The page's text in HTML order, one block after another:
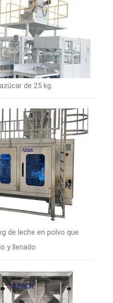
de 25 kg.
de leche en polvo que
y llenado